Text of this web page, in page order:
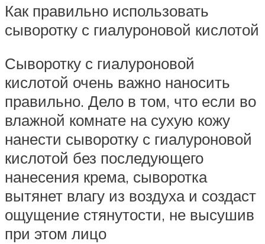
Как правильно использовать
сыворотку с гиалуроновой кислотой
Сыворотку с гиалуроновой
кислотой очень важно наносить
правильно. Дело в том, что если во
влажной комнате на сухую кожу
нанести сыворотку с гиалуроновой
кислотой без последующего
нанесения крема, сыворотка
вытянет влагу из воздуха и создаст
ощущение стянутости, не высушив
при этом лицо